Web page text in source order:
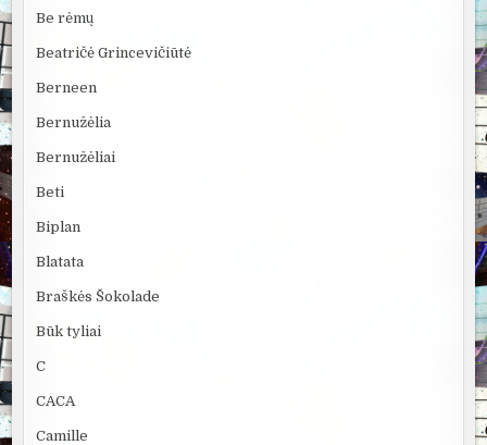
Be rėmų
Beatričė Grincevičiūtė
Berneen
Bernužėlia
Bernužėliai
Beti
Biplan
Blatata
Braškės Šokolade
Būk tyliai
C
CACA
Camille